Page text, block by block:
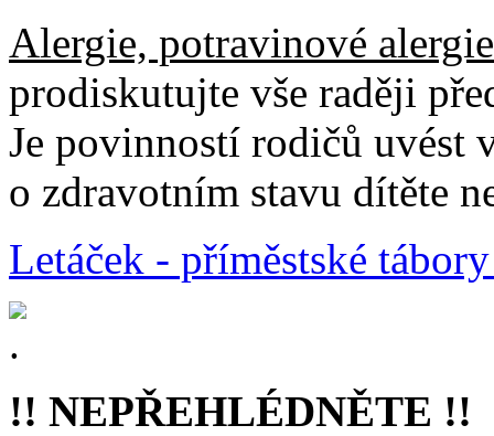
Alergie, potravinové
prodiskutujte vše raději
Je povinností rodičů uvést
o zdravotním stavu dítěte
Letáček - příměstské
!! NEPŘEHLÉDNĚTE !!